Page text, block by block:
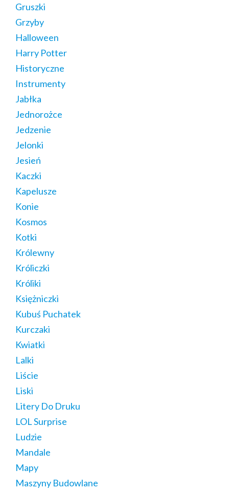
Gruszki
Grzyby
Halloween
Harry Potter
Historyczne
Instrumenty
Jabłka
Jednorożce
Jedzenie
Jelonki
Jesień
Kaczki
Kapelusze
Konie
Kosmos
Kotki
Królewny
Króliczki
Króliki
Księżniczki
Kubuś Puchatek
Kurczaki
Kwiatki
Lalki
Liście
Liski
Litery Do Druku
LOL Surprise
Ludzie
Mandale
Mapy
Maszyny Budowlane